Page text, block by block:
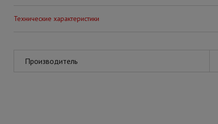
Технические характеристики
Производитель